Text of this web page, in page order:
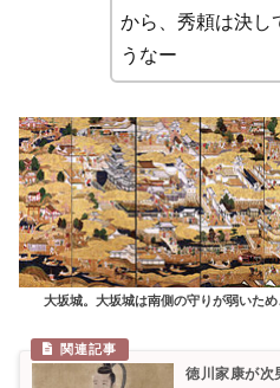
から、秀頼は決し
うなー
大坂城。大坂城は南側の守りが弱いた
徳川家康が次